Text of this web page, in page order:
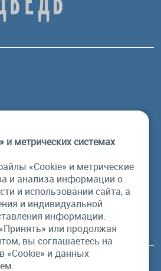
84/32, корп 1
Все права защищены.
и метрических системах
«Cookie» и метрические
и анализа информации о
и использовании сайта, а
и индивидуальной
информации.
или продолжая
вы соглашаетесь на
«Cookie» и данных